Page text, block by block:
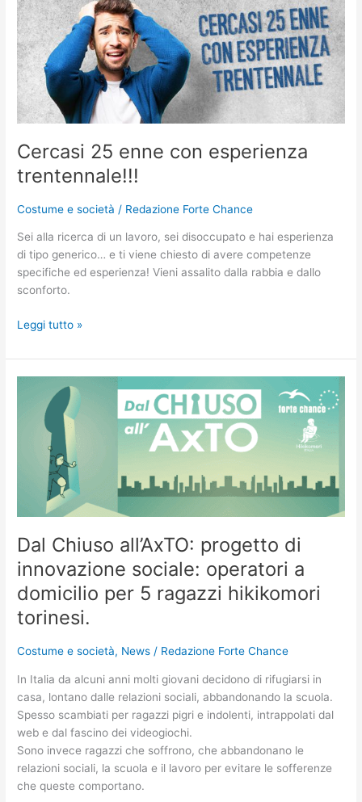
Cercasi 25 enne con esperienza
trentennale!!!
Costume e società / Redazione Forte Chance
Sei alla ricerca di un lavoro, sei disoccupato e hai esperienza
di tipo generico… e ti viene chiesto di avere competenze
specifiche ed esperienza! Vieni assalito dalla rabbia e dallo
sconforto.
25
enne
con
esperienza
trentennale!!!
Leggi tutto »
Dal Chiuso all’AxTO: progetto di
innovazione sociale: operatori a
domicilio per 5 ragazzi hikikomori
torinesi.
Costume e società, News / Redazione Forte Chance
In Italia da alcuni anni molti giovani decidono di rifugiarsi in
casa, lontano dalle relazioni sociali, abbandonando la scuola.
Spesso scambiati per ragazzi pigri e indolenti, intrappolati dal
web e dal fascino dei videogiochi.
Sono invece ragazzi che soffrono, che abbandonano le
relazioni sociali, la scuola e il lavoro per evitare le sofferenze
che queste comportano.
Dal
Chiuso
all’AxTO:
progetto
innovazione
sociale:
operatori
domicilio
per
5
ragazzi
hikikomori